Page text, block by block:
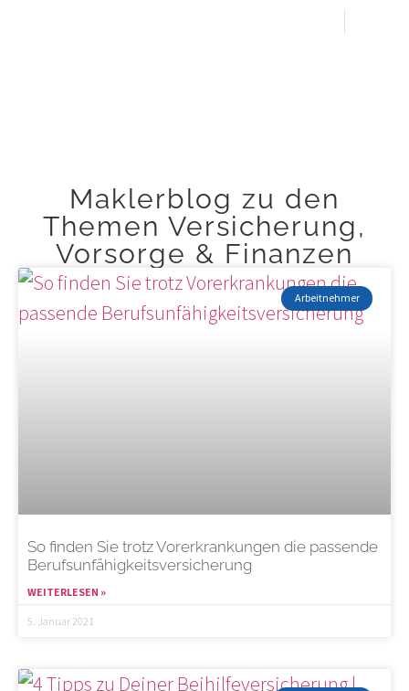
Maklerblog zu den
Themen Versicherung,
Vorsorge & Finanzen
Arbeitnehmer
So finden Sie trotz Vorerkrankungen die passende
Berufsunfähigkeitsversicherung
WEITERLESEN »
5. Januar 2021